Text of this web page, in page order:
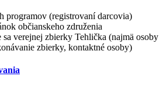
programov (registrovaní darcovia)
občianskeho združenia
sa verejnej zbierky Tehlička (najmä osoby
zbierky, kontaktné osoby)